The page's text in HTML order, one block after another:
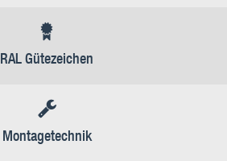
RAL Gütezeichen
Montagetechnik